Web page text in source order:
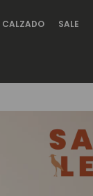
CALZADO SALE